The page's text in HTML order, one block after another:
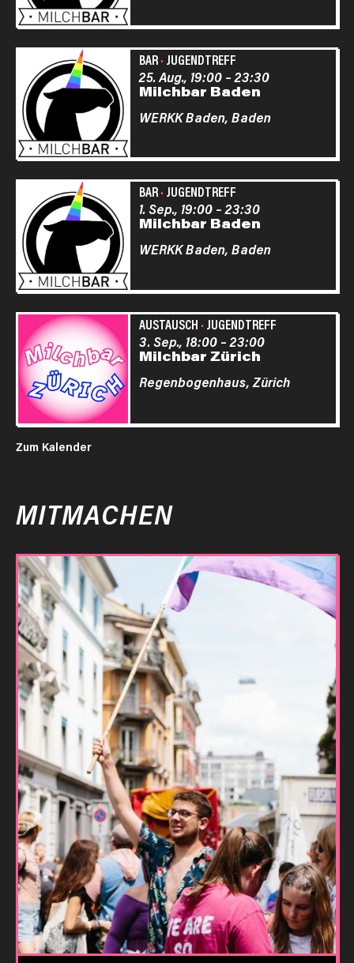
BAR· JUGENDTREFF
Milchbar Baden
25. Aug., 19:00–23:30
WERKK Baden, Baden
BAR· JUGENDTREFF
Milchbar Baden
1. Sep., 19:00–23:30
WERKK Baden, Baden
AUSTAUSCH · JUGENDTREFF
Milchbar Zürich
3. Sep., 18:00–23:00
Regenbogenhaus, Zürich
Zum Kalender
MITMACHEN